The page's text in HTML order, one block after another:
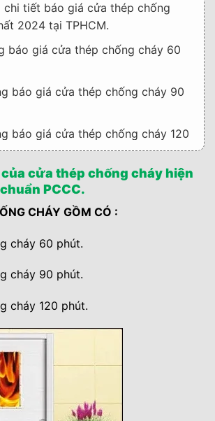
chi tiết báo giá cửa thép chống
2024 tại TPHCM.
báo giá cửa thép chống cháy 60
báo giá cửa thép chống cháy 90
báo giá cửa thép chống cháy 120
khách hàng tham khảo thêm các
cửa nhựa cửa gỗ khác của
:
dụng cửa thép chống cháy.
bảo an toàn tính mạng
chọn cửa chống cháy tại
cửa thép chống cháy mà
công lắp dựng hoàn thiện.
quý khách hàng xem thêm: Top
đẹp ưa chuộng nhất hiện nay.
cửa thép chống cháy hiện
PCCC.
CHÁY GỒM CÓ :
cháy 60 phút.
cháy 90 phút.
cháy 120 phút.